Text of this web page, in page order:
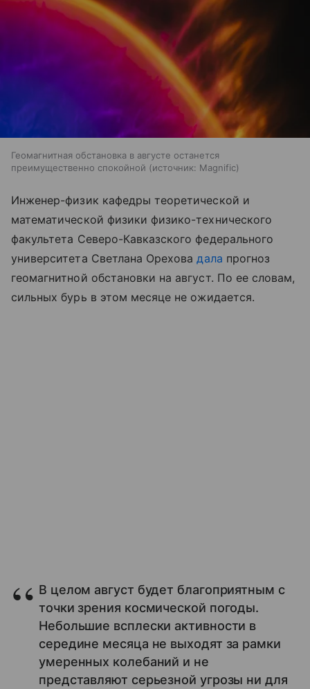
Геомагнитная обстановка в августе останется
преимущественно спокойной
источник: Magnific
Инженер-физик кафедры теоретической и
математической физики физико-технического
факультета Северо-Кавказского федерального
университета Светлана Ореховадала прогноз
геомагнитной обстановки на август. По ее словам,
сильных бурь в этом месяце не ожидается.
В целом август будет благоприятным с
точки зрения космической погоды.
Небольшие всплески активности в
середине месяца не выходят за рамки
умеренных колебаний и не
представляют серьезной угрозы ни для